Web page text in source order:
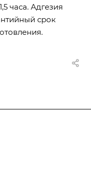
часа. Адгезия
срок